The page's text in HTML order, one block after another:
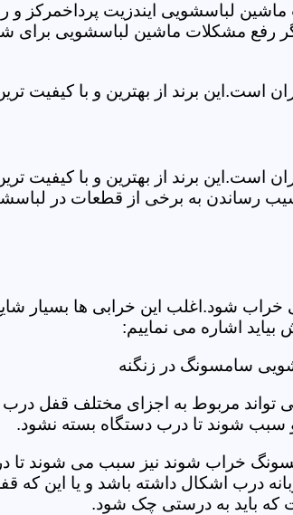
لباسشویی ایندزیت پرداخمرکز
رفع مشکلات ماشین لباسشویی برای
است.این برند از بهترین و با
است.این برند از بهترین و با
رساندن به برخی از قطعات در
شود.اغلب این خرابی ها بسیار شایع
اشاره می نماییم:
سامسونگ در زنگنه
مربوط به اجزای مختلف قفل درب
سبب شوند تا درب دستگاه بسته نشود.
خراب شوند نیز سبب می شوند تا
درب اشکال داشته باشد و یا این
باید به درستی چک شود.